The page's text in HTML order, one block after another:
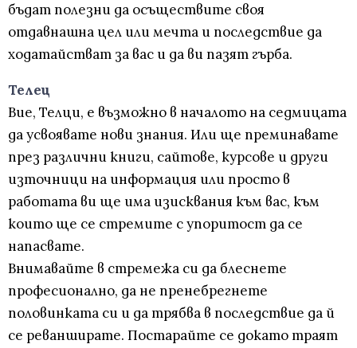
бъдат полезни да осъществите своя
отдавнашна цел или мечта и последствие да
ходатайстват за вас и да ви пазят гърба.
Телец
Вие, Телци, е възможно в началото на седмицата
да усвоявате нови знания. Или ще преминавате
през различни книги, сайтове, курсове и други
източници на информация или просто в
работата ви ще има изисквания към вас, към
които ще се стремите с упоритост да се
напасвате.
Внимавайте в стремежа си да блеснете
професионално, да не пренебрегнете
половинката си и да трябва в последствие да й
се реванширате. Постарайте се докато траят